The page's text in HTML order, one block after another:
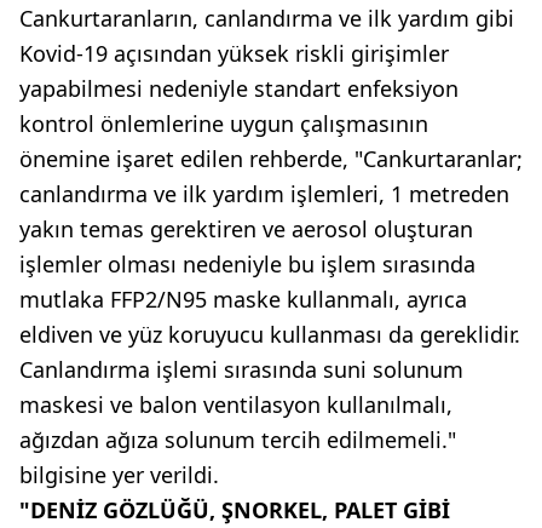
Cankurtaranların, canlandırma ve ilk yardım gibi
Kovid-19 açısından yüksek riskli girişimler
yapabilmesi nedeniyle standart enfeksiyon
kontrol önlemlerine uygun çalışmasının
önemine işaret edilen rehberde, "Cankurtaranlar;
canlandırma ve ilk yardım işlemleri, 1 metreden
yakın temas gerektiren ve aerosol oluşturan
işlemler olması nedeniyle bu işlem sırasında
mutlaka FFP2/N95 maske kullanmalı, ayrıca
eldiven ve yüz koruyucu kullanması da gereklidir.
Canlandırma işlemi sırasında suni solunum
maskesi ve balon ventilasyon kullanılmalı,
ağızdan ağıza solunum tercih edilmemeli."
bilgisine yer verildi.
"DENİZ GÖZLÜĞÜ, ŞNORKEL, PALET GİBİ